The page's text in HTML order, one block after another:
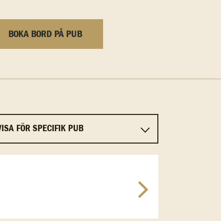
BOKA BORD PÅ PUB